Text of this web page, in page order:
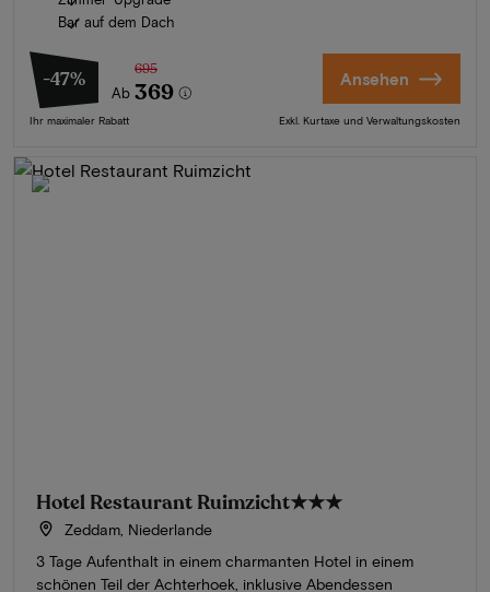
Bar auf dem Dach
-47%
Ab
695
369
Ihr maximaler Rabatt
Ansehen
Exkl. Kurtaxe und Verwaltungskosten
Hotel Restaurant Ruimzicht★★★
Zeddam, Niederlande
3 Tage Aufenthalt in einem charmanten Hotel in einem
schönen Teil der Achterhoek, inklusive Abendessen